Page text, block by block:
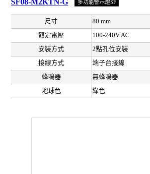
SF08-M2KTN-G 多功能警示燈SF
尺寸
80 mm
額定電壓
100-240V AC
安裝方式
2點孔位安裝
接線方式
端子台接線
蜂鳴器
無蜂鳴器
地球色
綠色